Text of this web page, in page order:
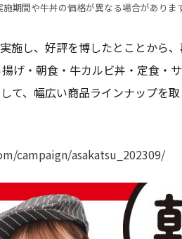
期間や牛丼の価格が異なる場合があります
施し、好評を博したとことから
げ・朝食・牛カルビ丼・定食・
て、幅広い商品ラインナップを
campaign/asakatsu_202309/